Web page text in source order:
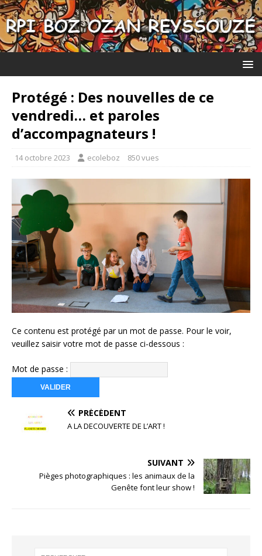
Protégé : Des nouvelles de ce
vendredi… et paroles
d’accompagnateurs !
14 octobre 2023 ecoleboz 850 vues
Ce contenu est protégé par un mot de passe. Pour le voir,
veuillez saisir votre mot de passe ci-dessous :
Mot de passe :
PRÉCÉDENT
A LA DECOUVERTE DE L’ART !
SUIVANT
Pièges photographiques : les animaux de la
Genête font leur show !